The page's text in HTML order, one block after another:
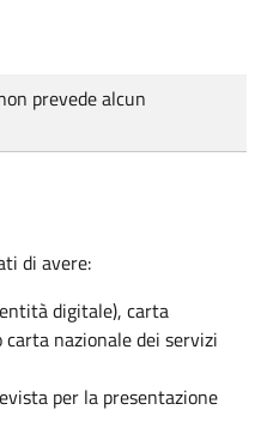
prevede alcun
di avere:
digitale), carta
carta nazionale dei servizi
per la presentazione